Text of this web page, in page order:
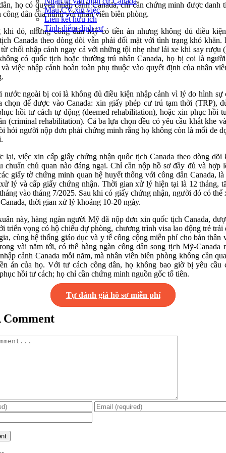
Mẫu CV xin việc
Liên kết hữu ích
Tính điểm định cư
họ có quyền nhập cảnh Canada, chỉ cần chứng minh được danh
công dân của mình với nhân viên biên phòng.
khi đó, những công dân Mỹ có tiền án nhưng không đủ điều
Canada theo dòng dõi vẫn phải đối mặt với tình trạng khó khăn.
chối nhập cảnh ngay cả với những tội nhẹ như lái xe khi say rượu
có quốc tịch hoặc thường trú nhân Canada, họ bị coi là
việc nhập cảnh hoàn toàn phụ thuộc vào quyết định của nhân
nước ngoài bị coi là không đủ điều kiện nhập cảnh vì lý do hình sự
chọn để được vào Canada: xin giấy phép cư trú tạm thời (TRP),
hồi tư cách tự động (deemed rehabilitation), hoặc xin phục hồi
(criminal rehabilitation). Cả ba lựa chọn đều có yêu cầu khắt khe
hỏi người nộp đơn phải chứng minh rằng họ không còn là mối đe
lại, việc xin cấp giấy chứng nhận quốc tịch Canada theo dòng dõi
chuẩn chủ quan nào đáng ngại. Chỉ cần nộp hồ sơ đầy đủ và hợp
giấy tờ chứng minh quan hệ huyết thống với công dân Canada, là
lý và cấp giấy chứng nhận. Thời gian xử lý hiện tại là 12 tháng,
vào tháng 7/2025. Sau khi có giấy chứng nhận, người đó có thể
thời gian xử lý khoảng 10-20 ngày.
này, hàng ngàn người Mỹ đã nộp đơn xin quốc tịch Canada,
triển vọng có hộ chiếu dự phòng, chương trình visa lao động trẻ trải
cùng hệ thống giáo dục và y tế công cộng miễn phí cho bản thân
vài năm tới, có thể hàng ngàn công dân song tịch Mỹ-Canada
cảnh Canada mỗi năm, mà nhân viên biên phòng không cần
án của họ. Với tư cách công dân, họ không bao giờ bị yêu cầu
hồi tư cách; họ chỉ cần chứng minh nguồn gốc tổ tiên.
Tự đánh giá hồ sơ miễn phí
Comment